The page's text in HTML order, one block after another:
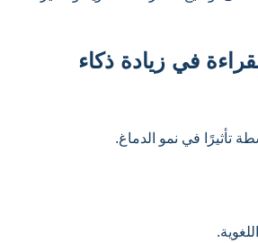
في زيادة ذكاء
تأثيرًا في نمو الدماغ.